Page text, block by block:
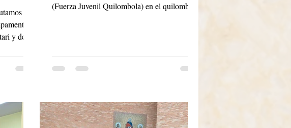
de
y de la
esta
(Fuerza Juvenil Quilombola) en el quilombo
Tatupeva, Córrego das Moças, Sete Barras y
Porto Novo. También estuvieron presentes
apertura estuvo marcada por oraciones de
acción de gracias y alabanza, celebrando